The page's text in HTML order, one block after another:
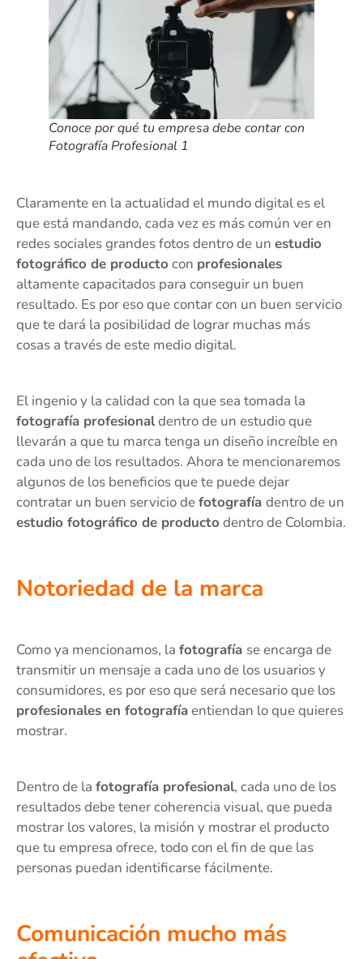
Conoce por qué tu empresa debe contar con
Fotografía Profesional 1
Claramente en la actualidad el mundo digital es el
que está mandando, cada vez es más común ver en
redes sociales grandes fotos dentro de un estudio
fotográfico de producto con profesionales
altamente capacitados para conseguir un buen
resultado. Es por eso que contar con un buen servicio
que te dará la posibilidad de lograr muchas más
cosas a través de este medio digital.
El ingenio y la calidad con la que sea tomada la
fotografía profesionaldentro de un estudio que
llevarán a que tu marca tenga un diseño increíble en
cada uno de los resultados. Ahora te mencionaremos
algunos de los beneficios que te puede dejar
contratar un buen servicio defotografía dentro de un
estudio fotográfico de producto dentro de Colombia.
Notoriedad de la marca
Como ya mencionamos, la fotografía se encarga de
transmitir un mensaje a cada uno de los usuarios y
consumidores, es por eso que será necesario que los
profesionales en fotografíaentiendan lo que quieres
mostrar.
Dentro de la fotografía profesional, cada uno de los
resultados debe tener coherencia visual, que pueda
mostrar los valores, la misión y mostrar el producto
que tu empresa ofrece, todo con el fin de que las
personas puedan identificarse fácilmente.
Comunicación mucho más